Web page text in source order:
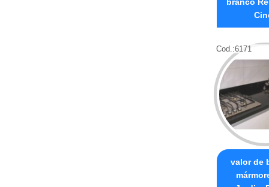
Cod.:6171
valor de